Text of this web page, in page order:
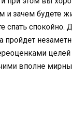
и зачем будете
спокойно.
пройдет
целей
вполне